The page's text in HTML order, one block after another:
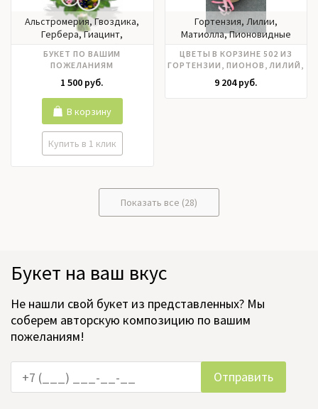
Альстромерия, Гвоздика,
Гербера, Гиацинт,
Лилии, Матрикария,
Нарцисс, Нобилис,
Орхидея, Пионовидные
розы, Пионы, Подсолнух,
Ранункулюс, Роза кустовая,
Розы российские, Розы
эквадор, Тюльпаны,
Фрезия, Хризантема,
БУКЕТ ПО ВАШИМ
ПОЖЕЛАНИЯМ
1 500 руб.
Купить в 1 клик
В корзину
Гортензия, Лилии,
Матиолла, Пионовидные
российские, Фрезия,
Эвкалипт, Эустома
ЦВЕТЫ В КОРЗИНЕ 502 ИЗ
ГОРТЕНЗИИ, ПИОНОВ, ЛИЛИЙ,
РОЗ РОССИЯ
9 204 руб.
Показать все (28)
Букет на ваш вкус
Не нашли свой букет из представленных? Мы
соберем авторскую композицию по вашим
пожеланиям!